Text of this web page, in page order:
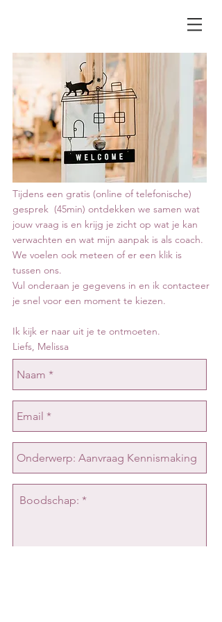
Tijdens een gratis (online of telefonische)
gesprek (45min) ontdekken we samen wat
jouw vraag is en krijg je zicht op wat je kan
verwachten en wat mijn aanpak is als coach.
We voelen ook meteen of er een klik is
tussen ons.
Vul onderaan je gegevens in en ik contacteer
je snel voor een moment te kiezen.
Ik kijk er naar uit je te ontmoeten.
Liefs, Melissa